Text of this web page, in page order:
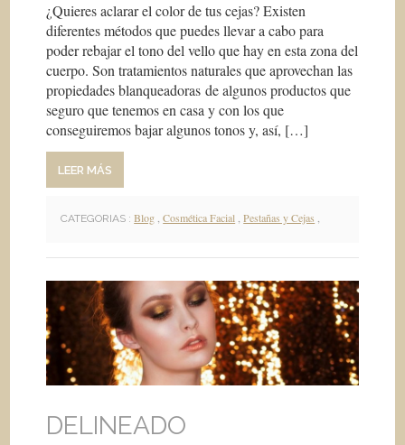
¿Quieres aclarar el color de tus cejas? Existen
diferentes métodos que puedes llevar a cabo para
poder rebajar el tono del vello que hay en esta zona del
cuerpo. Son tratamientos naturales que aprovechan las
propiedades blanqueadoras de algunos productos que
seguro que tenemos en casa y con los que
conseguiremos bajar algunos tonos y, así, […]
LEER MÁS
CATEGORIAS : Blog ,Cosmética Facial ,Pestañas y Cejas ,
DELINEADO